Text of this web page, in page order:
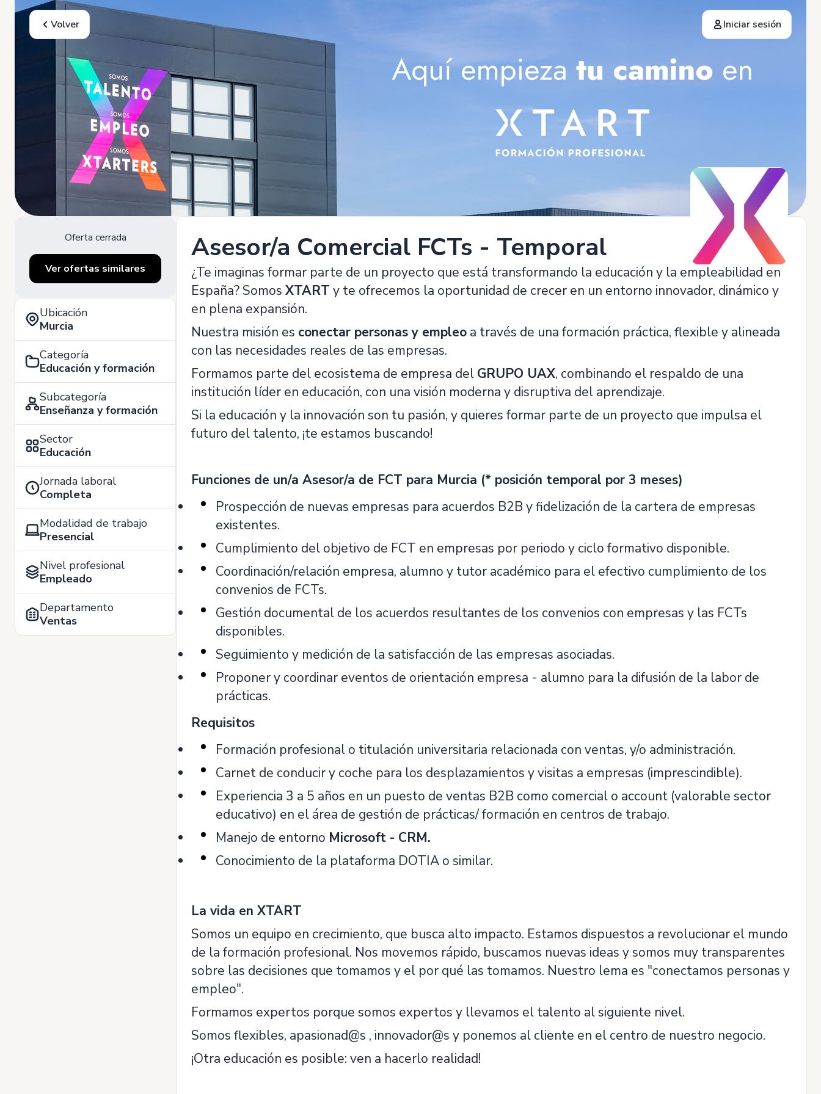
Volver Iniciar sesión
Oferta cerrada
Ver ofertas similares
Ubicación
Murcia
Categoría
Educación y formación
Subcategoría
Enseñanza y formación
Sector
Educación
Jornada laboral
Completa
Modalidad de trabajo
Presencial
Nivel profesional
Empleado
Departamento
Ventas
Asesor/a Comercial FCTs - Temporal
¿Te imaginas formar parte de un proyecto que está transformando la educación y la empleabilidad en
España? Somos XTART y te ofrecemos la oportunidad de crecer en un entorno innovador, dinámico y
en plena expansión.
Nuestra misión es conectar personas y empleo a través de una formación práctica, flexible y alineada
con las necesidades reales de las empresas.
Formamos parte del ecosistema de empresa del GRUPO UAX, combinando el respaldo de una
institución líder en educación, con una visión moderna y disruptiva del aprendizaje.
Si la educación y la innovación son tu pasión, y quieres formar parte de un proyecto que impulsa el
futuro del talento, ¡te estamos buscando!
Funciones de un/a Asesor/a de FCT para Murcia (* posición temporal por 3 meses)
Prospección de nuevas empresas para acuerdos B2B y fidelización de la cartera de empresas
existentes.
Cumplimiento del objetivo de FCT en empresas por periodo y ciclo formativo disponible.
Coordinación/relación empresa, alumno y tutor académico para el efectivo cumplimiento de los
convenios de FCTs.
Gestión documental de los acuerdos resultantes de los convenios con empresas y las FCTs
disponibles.
Seguimiento y medición de la satisfacción de las empresas asociadas.
Proponer y coordinar eventos de orientación empresa - alumno para la difusión de la labor de
prácticas.
Requisitos
Formación profesional o titulación universitaria relacionada con ventas, y/o administración.
Carnet de conducir y coche para los desplazamientos y visitas a empresas (imprescindible).
Experiencia 3 a 5 años en un puesto de ventas B2B como comercial o account (valorable sector
educativo) en el área de gestión de prácticas/ formación en centros de trabajo.
Manejo de entorno Microsoft - CRM.
Conocimiento de la plataforma DOTIA o similar.
La vida en XTART
Somos un equipo en crecimiento, que busca alto impacto. Estamos dispuestos a revolucionar el mundo
de la formación profesional. Nos movemos rápido, buscamos nuevas ideas y somos muy transparentes
sobre las decisiones que tomamos y el por qué las tomamos. Nuestro lema es "conectamos personas y
empleo".
Formamos expertos porque somos expertos y llevamos el talento al siguiente nivel.
Somos flexibles, apasionad@s , innovador@s y ponemos al cliente en el centro de nuestro negocio.
¡Otra educación es posible: ven a hacerlo realidad!